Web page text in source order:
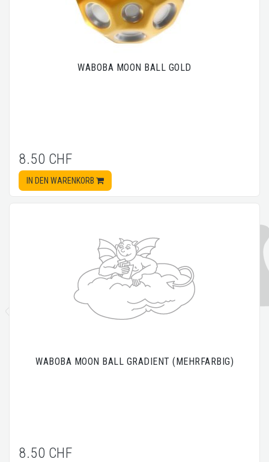
WABOBA MOON BALL GOLD
8.50 CHF
IN DEN WARENKORB
WABOBA MOON BALL GRADIENT (MEHRFARBIG)
8.50 CHF